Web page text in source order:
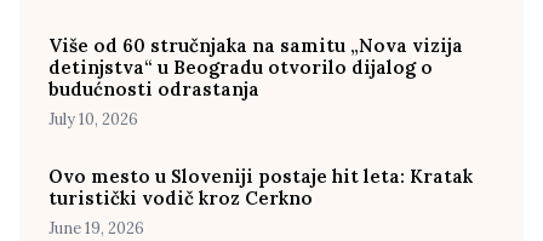
Više od 60 stručnjaka na samitu „Nova vizija
detinjstva“ u Beogradu otvorilo dijalog o
budućnosti odrastanja
July 10, 2026
Ovo mesto u Sloveniji postaje hit leta: Kratak
turistički vodič kroz Cerkno
June 19, 2026